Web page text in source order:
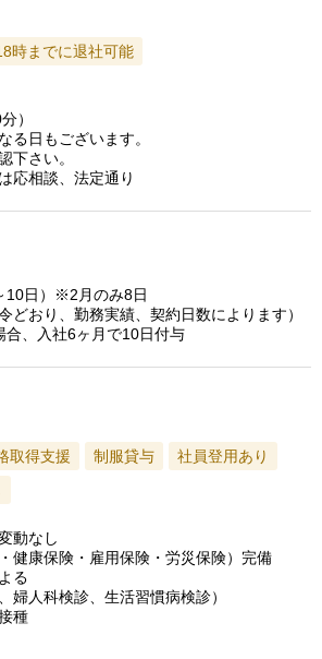
時までに退社可能
）
る日もございます。
下さい。
応相談、法定通り
10日）※2月のみ8日
どおり、勤務実績、契約日数によります）
、入社6ヶ月で10日付与
取得支援 制服貸与
社員登用あり
動なし
健康保険・雇用保険・労災保険）完備
る
婦人科検診、生活習慣病検診）
種